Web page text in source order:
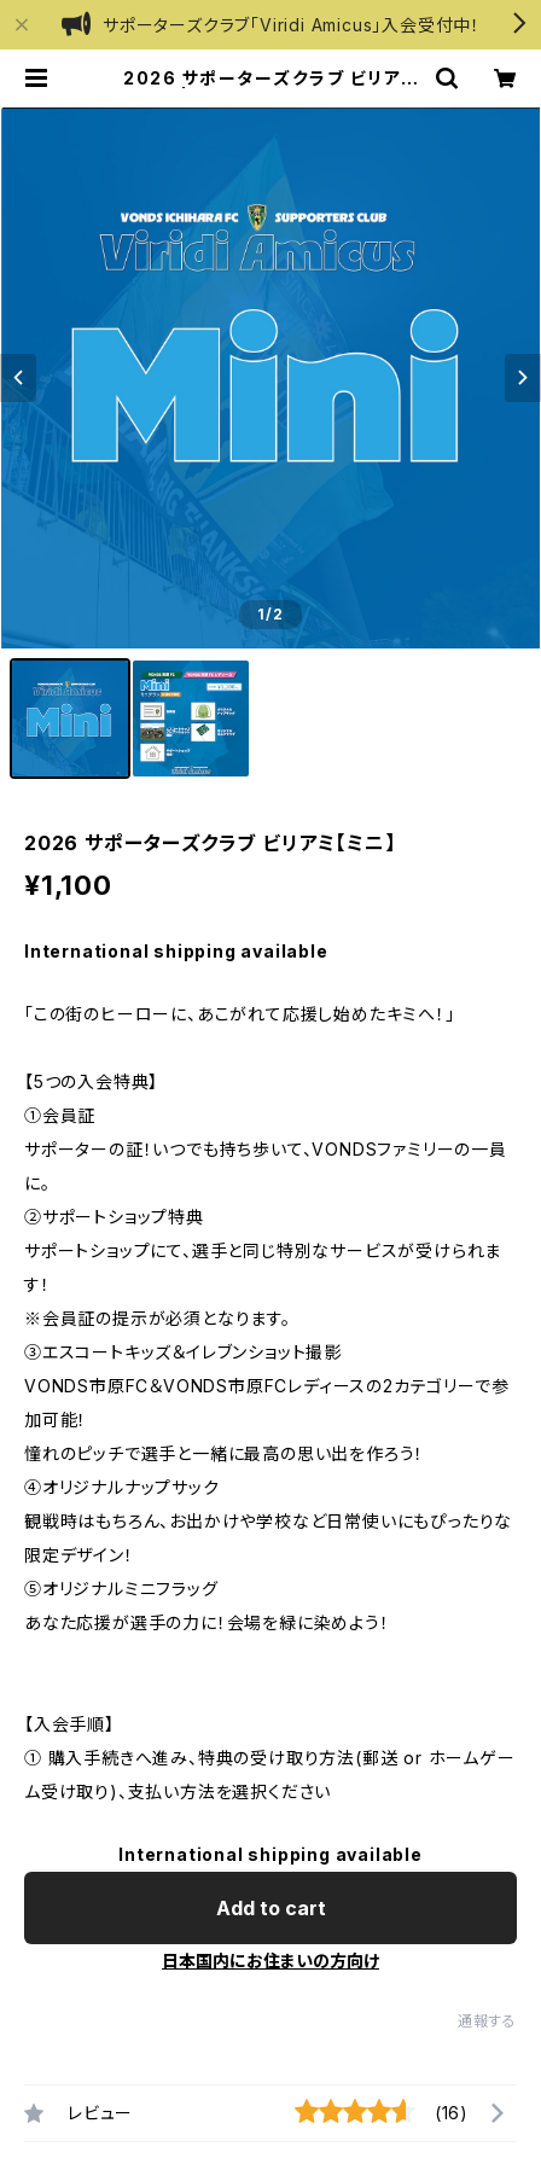
サポーターズクラブ「Viridi Amicus」入会受付中！
2026 サポーターズクラブ ビリアミ
1/2
2026 サポーターズクラブ ビリアミ【ミニ】
¥1,100
International shipping available
「この街のヒーローに、あこがれて応援し始めたキミへ！」
【5つの入会特典】
①会員証
サポーターの証！いつでも持ち歩いて、VONDSファミリーの一員
に。
②サポートショップ特典
サポートショップにて、選手と同じ特別なサービスが受けられま
す！
※会員証の提示が必須となります。
③エスコートキッズ＆イレブンショット撮影
VONDS市原FC＆VONDS市原FCレディースの2カテゴリーで参
加可能！
憧れのピッチで選手と一緒に最高の思い出を作ろう！
④オリジナルナップサック
観戦時はもちろん、お出かけや学校など日常使いにもぴったりな
限定デザイン！
⑤オリジナルミニフラッグ
あなた応援が選手の力に！会場を緑に染めよう！
【入会手順】
① 購入手続きへ進み、特典の受け取り方法(郵送 or ホームゲー
ム受け取り)、支払い方法を選択ください
International shipping available
Add to cart
日本国内にお住まいの方向け
通報する
レビュー (16)